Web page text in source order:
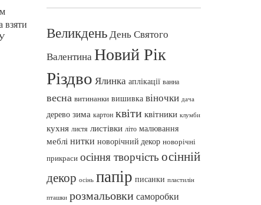
взяти
ВеликденьДень Святого
ВалентинаНовий Рік
Різдво Ялинка аплікації ванна
весна витинанки вишивка віночки дача
дерево зима картон квіти квітники клумби
кухня листя листівки літо малювання
меблі нитки новорічний декор новорічні
прикраси осіння творчість осінній
декор осінь папір писанки пластилін
пташки розмальовки саморобки